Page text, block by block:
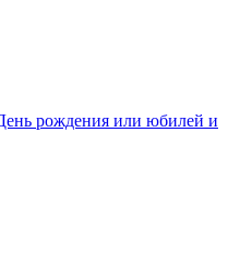
рождения или юбилей и